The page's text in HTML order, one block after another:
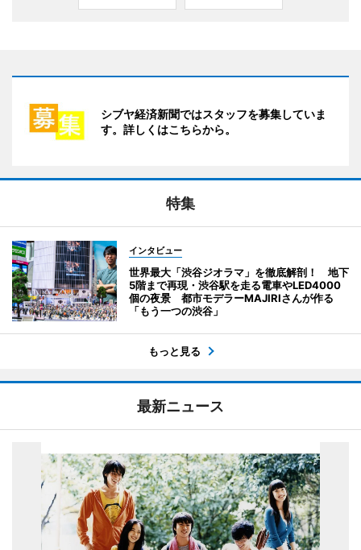
シブヤ経済新聞ではスタッフを募集していま
す。詳しくはこちらから。
特集
インタビュー
世界最大「渋谷ジオラマ」を徹底解剖！ 地下
5階まで再現・渋谷駅を走る電車やLED4000
個の夜景 都市モデラーMAJIRIさんが作る
「もう一つの渋谷」
もっと見る
最新ニュース